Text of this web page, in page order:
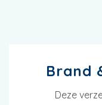
Brand
Deze